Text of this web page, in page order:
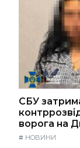
СБУ
ворога на
# НОВИНИ